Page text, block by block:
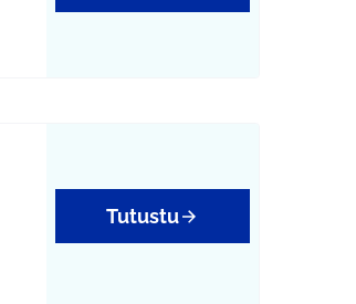
Tutustu